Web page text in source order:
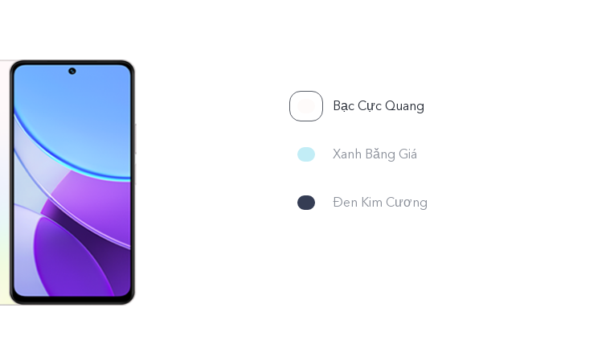
mới mới
Bạc Cực Quang
Xanh Bǎng Giá
Đen Kim Cương